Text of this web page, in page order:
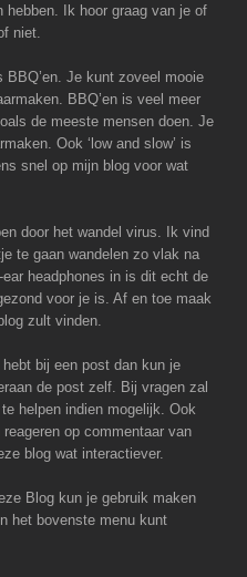
hebben. Ik hoor graag van je of
niet.
BBQ’en. Je kunt zoveel mooie
BBQ’en is veel meer
de meeste mensen doen. Je
Ook ‘low and slow’ is
snel op mijn blog voor wat
door het wandel virus. Ik vind
te gaan wandelen zo vlak na
headphones in is dit echt de
voor je is. Af en toe maak
zult vinden.
bij een post dan kun je
de post zelf. Bij vragen zal
helpen indien mogelijk. Ook
op commentaar van
blog wat interactiever.
Blog kun je gebruik maken
het bovenste menu kunt